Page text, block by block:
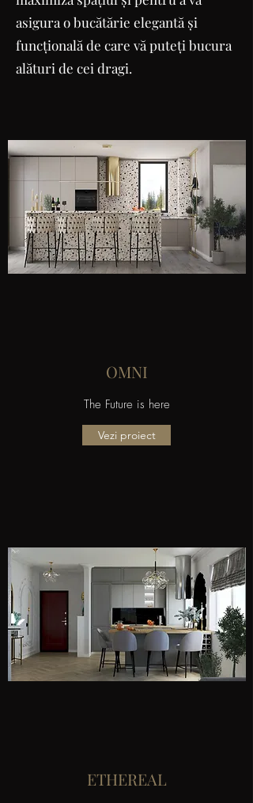
asigura o bucătărie elegantă și
funcțională de care vă puteți bucura
alături de cei dragi.
OMNI
The Future is here
Vezi proiect
ETHEREAL